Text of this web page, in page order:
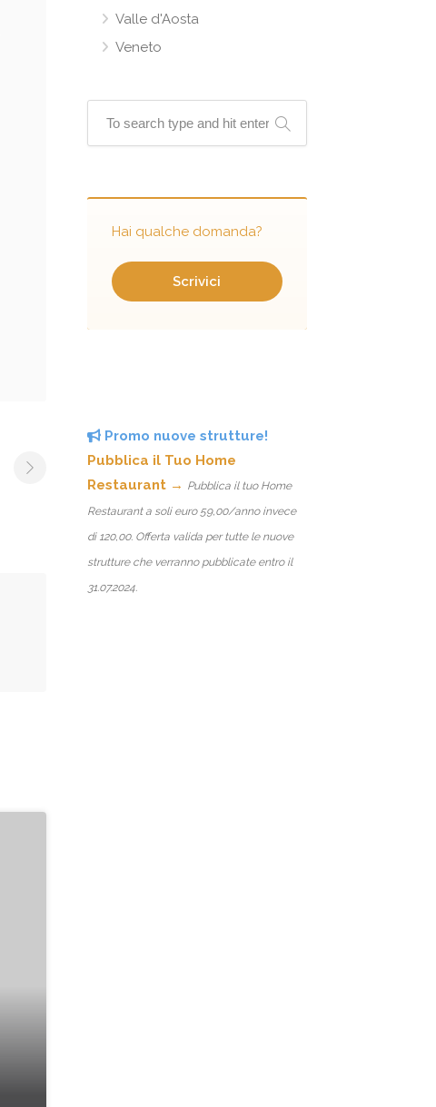
Valle d'Aosta
Veneto
Hai qualche domanda?
Scrivici
Promo nuove strutture!
Pubblica il Tuo Home
Restaurant → Pubblica il tuo Home
Restaurant a soli euro 59,00/anno invece
di 120,00. Offerta valida per tutte le nuove
strutture che verranno pubblicate entro il
31.07.2024.